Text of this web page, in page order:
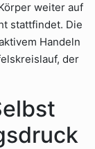
weiter auf
stattfindet. Die
Handeln
der